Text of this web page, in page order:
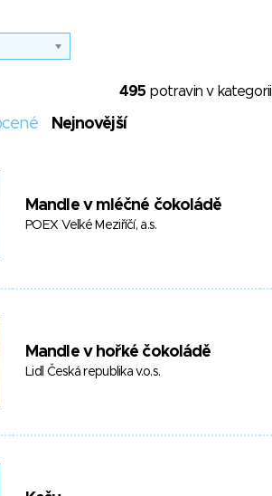
495 potravin v kategorii
Nejnovější
Mandle v mléčné čokoládě
POEX Velké Meziříčí, a.s.
Mandle v hořké čokoládě
Lidl Česká republika v.o.s.